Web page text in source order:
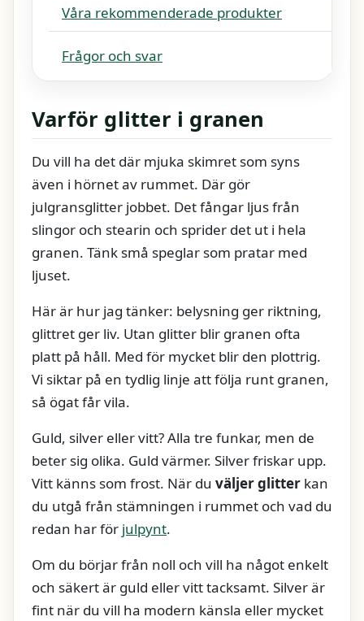
Våra rekommenderade produkter
Frågor och svar
Varför glitter i granen
Du vill ha det där mjuka skimret som syns
även i hörnet av rummet. Där gör
julgransglitter jobbet. Det fångar ljus från
slingor och stearin och sprider det ut i hela
granen. Tänk små speglar som pratar med
ljuset.
Här är hur jag tänker: belysning ger riktning,
glittret ger liv. Utan glitter blir granen ofta
platt på håll. Med för mycket blir den plottrig.
Vi siktar på en tydlig linje att följa runt granen,
så ögat får vila.
Guld, silver eller vitt? Alla tre funkar, men de
beter sig olika. Guld värmer. Silver friskar upp.
Vitt känns som frost. När du väljer glitter kan
du utgå från stämningen i rummet och vad du
redan har för julpynt.
Om du börjar från noll och vill ha något enkelt
och säkert är guld eller vitt tacksamt. Silver är
fint när du vill ha modern känsla eller mycket